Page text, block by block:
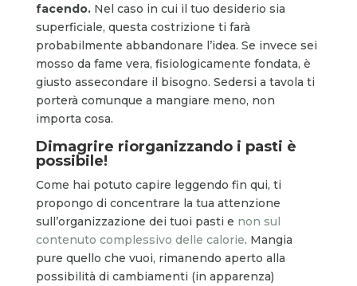
facendo. Nel caso in cui il tuo desiderio sia
superficiale, questa costrizione ti farà
probabilmente abbandonare l’idea. Se invece sei
mosso da fame vera, fisiologicamente fondata, è
giusto assecondare il bisogno. Sedersi a tavola ti
porterà comunque a mangiare meno, non
importa cosa.
Dimagrire riorganizzando i pasti è
possibile!
Come hai potuto capire leggendo fin qui, ti
propongo di concentrare la tua attenzione
sull’organizzazione dei tuoi pasti e non sul
contenuto complessivo delle calorie. Mangia
pure quello che vuoi, rimanendo aperto alla
possibilità di cambiamenti (in apparenza)